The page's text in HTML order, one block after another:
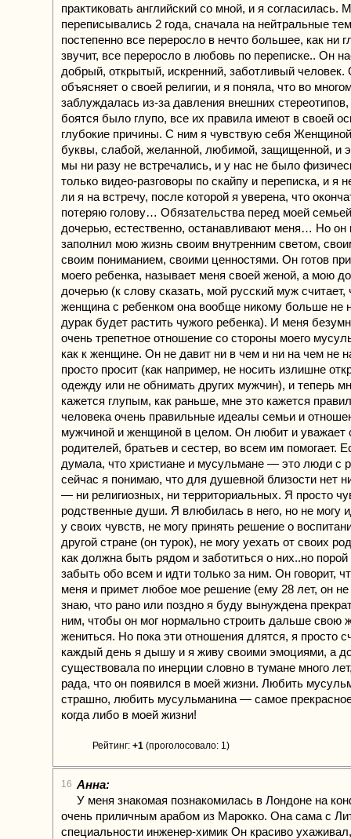
практиковать английский со мной, и я согласилась.
переписывались 2 года, сначала на нейтральные
постепенно все переросло в нечто большее, как ни
звучит, все переросло в любовь по переписке.. Он
добрый, открытый, искренний, заботливый человек.
объясняет о своей религии, и я поняла, что во
заблуждалась из-за давления внешних
боятся было глупо, все их правила имеют в своей
глубокие причины. С ним я чувствую себя
буквы, слабой, желанной, любимой, защищенной, и
мы ни разу не встречались, и у нас не было
только видео-разговоры по скайпу и переписка, и я
ли я на встречу, после которой я уверена, что
потеряю голову… Обязательства перед моей
дочерью, естественно, останавливают меня… Но он
заполнил мою жизнь своим внутренним светом,
своим пониманием, своими ценностями. Он готов
моего ребенка, называет меня своей женой, а мою
дочерью (к слову сказать, мой русский муж считает,
женщина с ребенком она вообще никому больше не
дурак будет растить чужого ребенка). И меня
очень трепетное отношение со стороны моего
как к женщине. Он не давит ни в чем и ни на чем не
просто просит (как например, не носить излишне
одежду или не обнимать других мужчин), и теперь
кажется глупым, как раньше, мне это кажется
человека очень правильные идеалы семьи и
мужчиной и женщиной в целом. Он любит и уважает
родителей, братьев и сестер, во всем им помогает.
думала, что христиане и мусульмане — это люди с
сейчас я понимаю, что для душевной близости нет
— ни религиозных, ни территориальных. Я просто
родственные души. Я влюбилась в него, но не могу
у своих чувств, не могу принять решение о
другой стране (он турок), не могу уехать от своих
как должна быть рядом и заботиться о них..но порой
забыть обо всем и идти только за ним. Он говорит,
меня и примет любое мое решение (ему 28 лет, он
знаю, что рано или поздно я буду вынуждена
ним, чтобы он мог нормально строить дальше свою
жениться. Но пока эти отношения длятся, я просто
каждый день я дышу и я живу своими эмоциями, а до
существовала по инерции словно в тумане много
рада, что он появился в моей жизни. Любить
страшно, любить мусульманина — самое
когда либо в моей жизни!
Рейтинг: +1 (проголосовало: 1)
16 Анна:
У меня знакомая познакомилась в Лондоне на
очень приличным арабом из Марокко. Она сама с
специальности инженер-химик Он красиво